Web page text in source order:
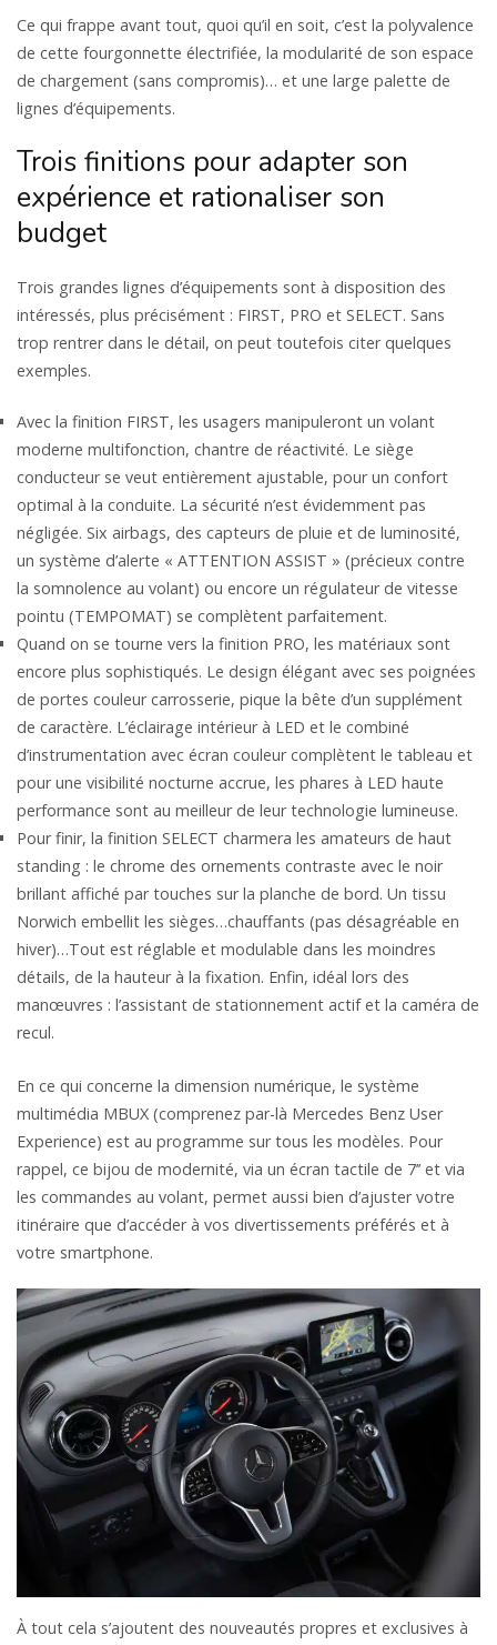
Ce qui frappe avant tout, quoi qu’il en soit, c’est la polyvalence
de cette fourgonnette électrifiée, la modularité de son espace
de chargement (sans compromis)… et une large palette de
lignes d’équipements.
Trois finitions pour adapter son
expérience et rationaliser son
budget
Trois grandes lignes d’équipements sont à disposition des
intéressés, plus précisément : FIRST, PRO et SELECT. Sans
trop rentrer dans le détail, on peut toutefois citer quelques
exemples.
Avec la finition FIRST, les usagers manipuleront un volant
moderne multifonction, chantre de réactivité. Le siège
conducteur se veut entièrement ajustable, pour un confort
optimal à la conduite. La sécurité n’est évidemment pas
négligée. Six airbags, des capteurs de pluie et de luminosité,
un système d’alerte « ATTENTION ASSIST » (précieux contre
la somnolence au volant) ou encore un régulateur de vitesse
pointu (TEMPOMAT) se complètent parfaitement.
Quand on se tourne vers la finition PRO, les matériaux sont
encore plus sophistiqués. Le design élégant avec ses poignées
de portes couleur carrosserie, pique la bête d’un supplément
de caractère. L’éclairage intérieur à LED et le combiné
d’instrumentation avec écran couleur complètent le tableau et
pour une visibilité nocturne accrue, les phares à LED haute
performance sont au meilleur de leur technologie lumineuse.
Pour finir, la finition SELECT charmera les amateurs de haut
standing : le chrome des ornements contraste avec le noir
brillant affiché par touches sur la planche de bord. Un tissu
Norwich embellit les sièges…chauffants (pas désagréable en
hiver)…Tout est réglable et modulable dans les moindres
détails, de la hauteur à la fixation. Enfin, idéal lors des
manœuvres : l’assistant de stationnement actif et la caméra de
recul.
En ce qui concerne la dimension numérique, le système
multimédia MBUX (comprenez par-là Mercedes Benz User
Experience) est au programme sur tous les modèles. Pour
rappel, ce bijou de modernité, via un écran tactile de 7’’ et via
les commandes au volant, permet aussi bien d’ajuster votre
itinéraire que d’accéder à vos divertissements préférés et à
votre smartphone.
À tout cela s’ajoutent des nouveautés propres et exclusives à